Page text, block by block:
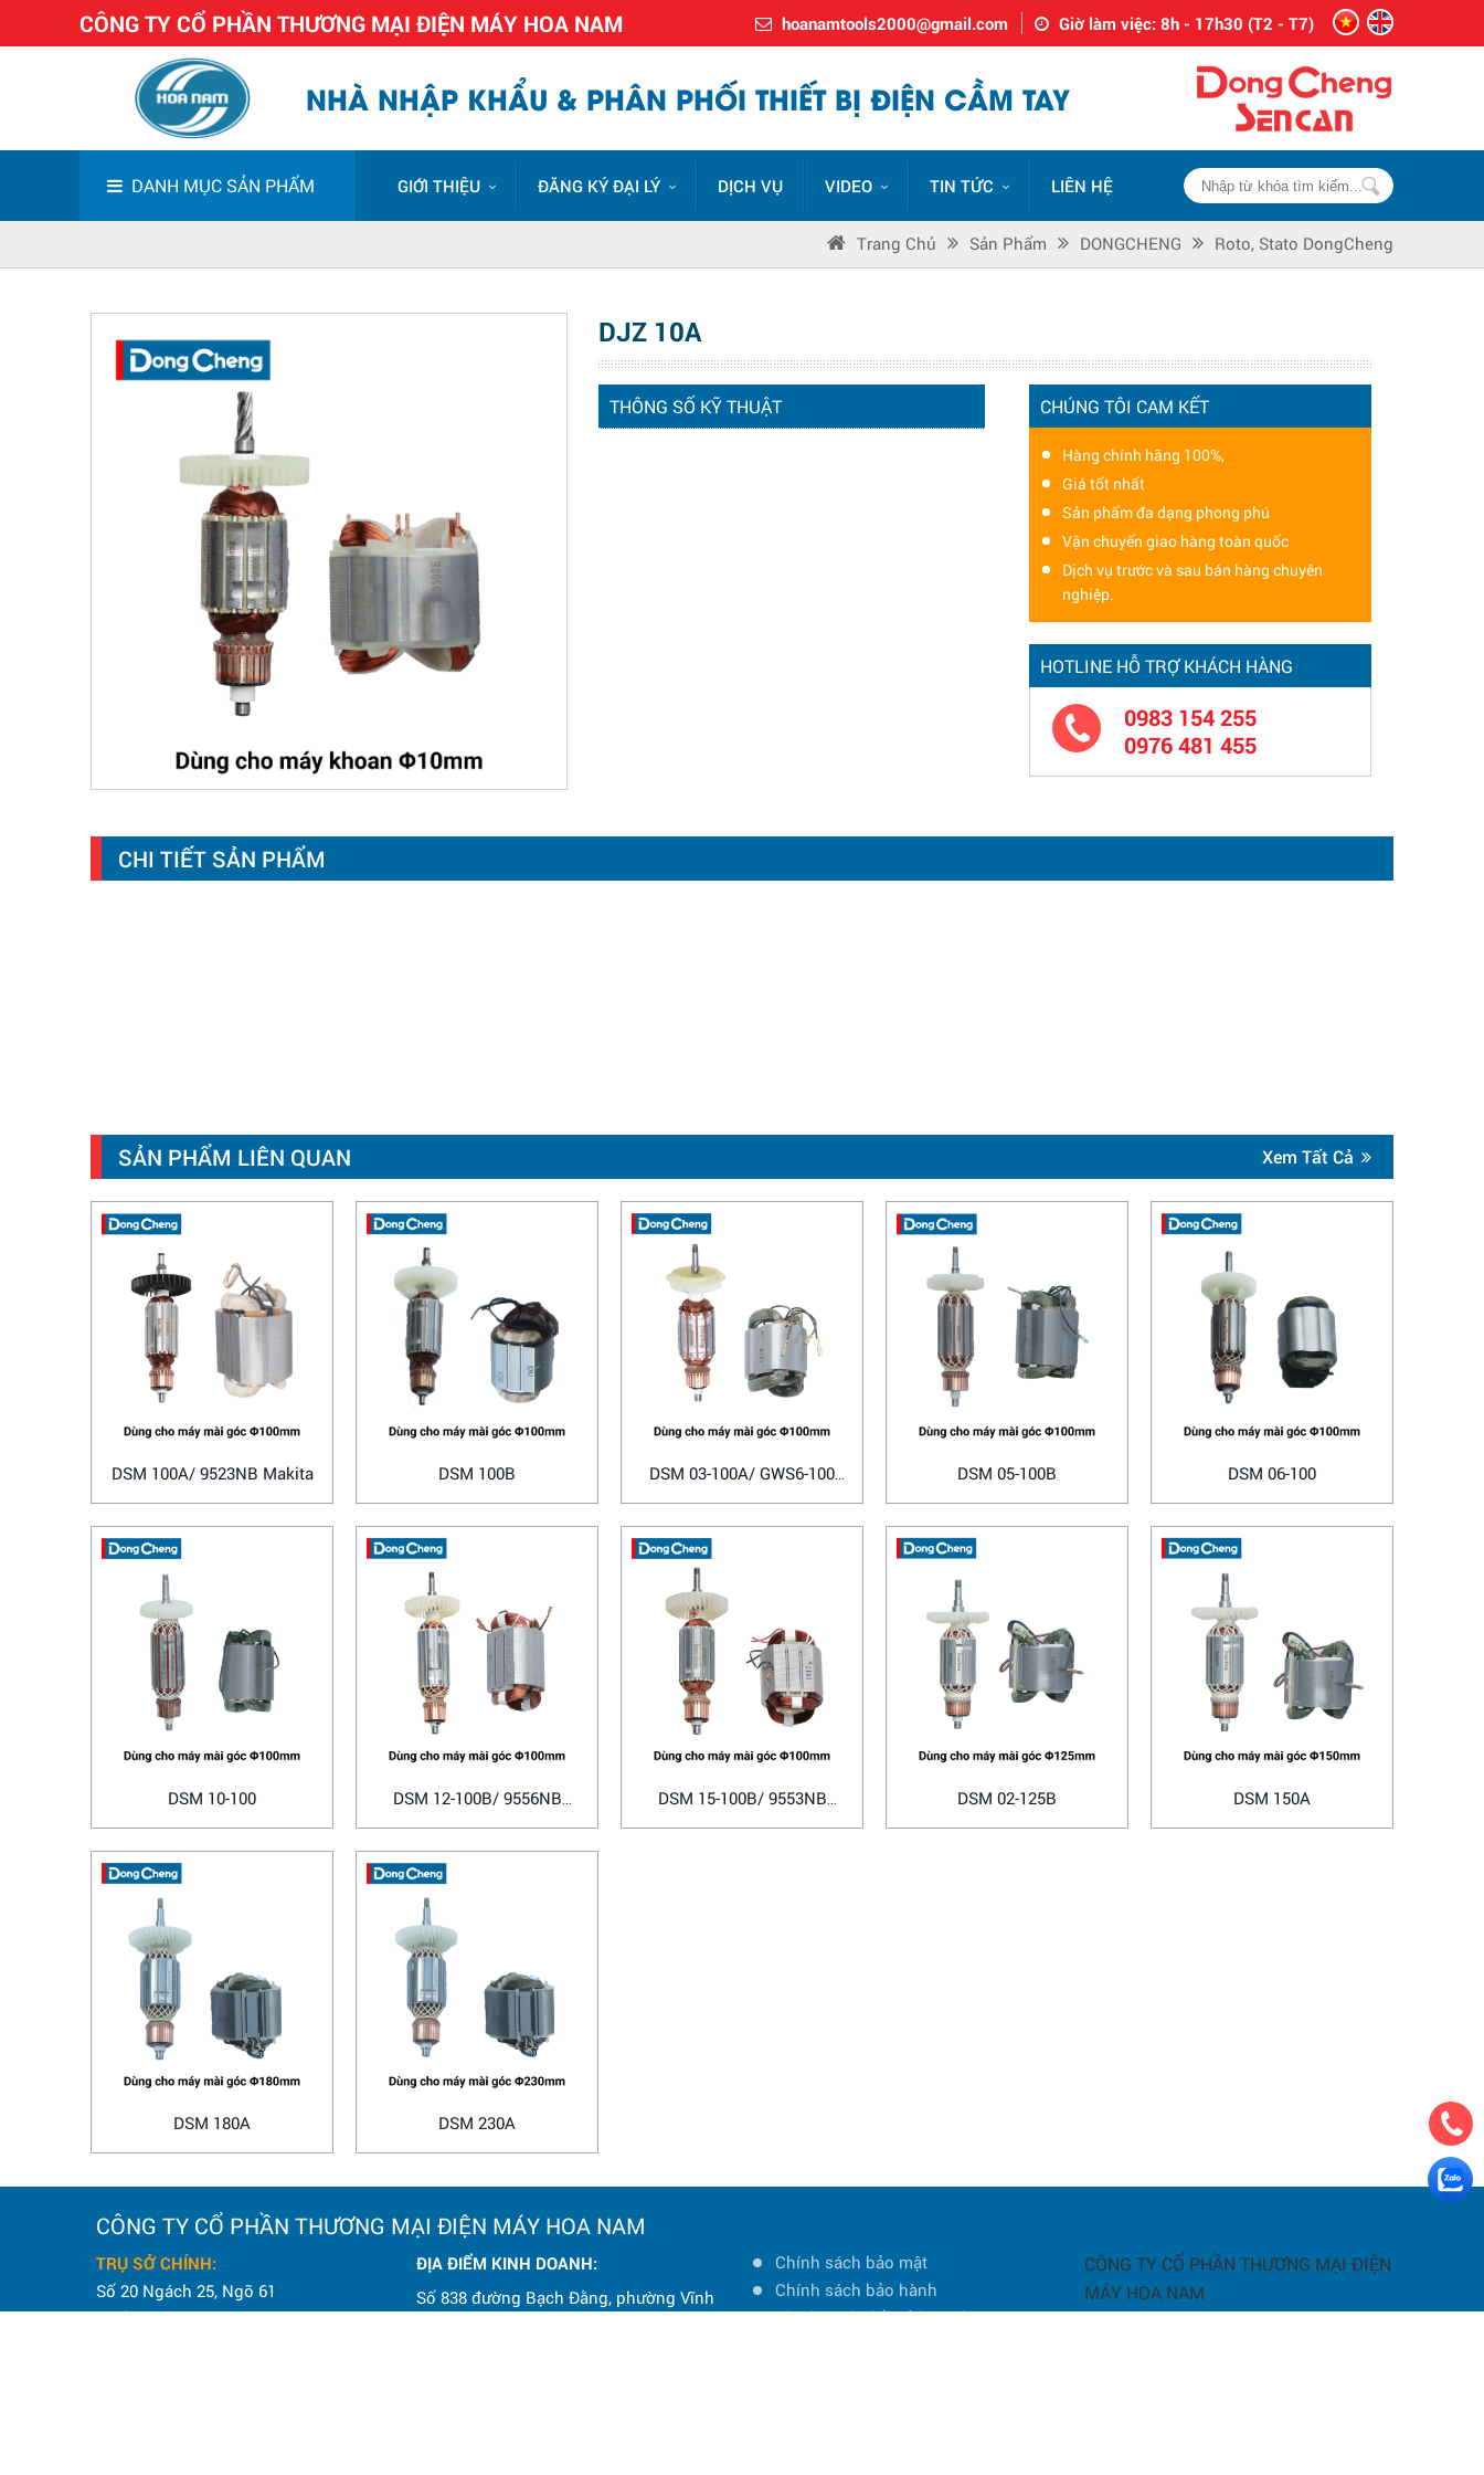
CÔNG TY CỔ PHẦN THƯƠNG MẠI ĐIỆN MÁY HOA NAM hoanamtools2000@gmail.com Giờ làm việc: 8h - 17h30 (T2 - T7)
NHÀ NHẬP KHẨU & PHÂN PHỐI THIẾT BỊ ĐIỆN CẦM TAY
DANH MỤC SẢN PHẨM GIỚI THIỆU ĐĂNG KÝ ĐẠI LÝ DỊCH VỤ VIDEO TIN TỨC LIÊN HỆ
Trang Chủ Sản Phẩm DONGCHENG Roto, Stato DongCheng
DJZ 10A
THÔNG SỐ KỸ THUẬT CHÚNG TÔI CAM KẾT
Hàng chính hãng 100%,
Giá tốt nhất
Sản phẩm đa dạng phong phú
Vận chuyển giao hàng toàn quốc
Dịch vụ trước và sau bán hàng chuyên
nghiệp.
HOTLINE HỖ TRỢ KHÁCH HÀNG
0983 154 255
0976 481 455
CHI TIẾT SẢN PHẨM
SẢN PHẨM LIÊN QUAN Xem Tất Cả
DSM 100A/ 9523NB Makita DSM 100B
DSM 03-100A/ GWS6-100
Bosch
DSM 05-100B DSM 06-100
DSM 10-100
DSM 12-100B/ 9556NB
Makita
DSM 15-100B/ 9553NB
Makita
DSM 02-125B DSM 150A
DSM 180A DSM 230A
CÔNG TY CỔ PHẦN THƯƠNG MẠI ĐIỆN MÁY HOA NAM
TRỤ SỞ CHÍNH:
Số 20 Ngách 25, Ngõ 61
Phố Lạc Trung,
ĐỊA ĐIỂM KINH DOANH:
Số 838 đường Bạch Đằng, phường Vĩnh
Chính sách bảo mật
Chính sách bảo hành
Chính sách đổi trả hàng hóa
CÔNG TY CỔ PHẦN THƯƠNG MẠI ĐIỆN
MÁY HOA NAM